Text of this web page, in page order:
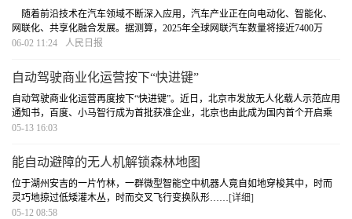
随着前沿技术在汽车领域不断深入应用，汽车产业正在向电动化、智能化、
网联化、共享化融合发展。据测算，2025年全球网联汽车数量将接近7400万
辆，其中，中国的网联汽车数量将达到2800万辆，中国将成为世界第一大智能
06-02 11:24 人民日报
自动驾驶商业化运营按下“快进键”
自动驾驶商业化运营再度按下“快进键”。近日，北京市发放无人化载人示范应用
通知书，百度、小马智行成为首批获准企业，北京也由此成为国内首个开启乘
用车无人化运营试点的城市。
05-13 16:03
能自动避障的无人机解锁森林地图
位于湖州安吉的一片竹林，一群微型智能空中机器人竟自如地穿梭其中，时而
灵巧地掠过低矮灌木丛，时而交叉飞行变换队形……[详细]
05-12 08:58